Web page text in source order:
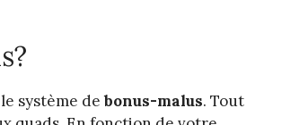
système debonus-malus. Tout